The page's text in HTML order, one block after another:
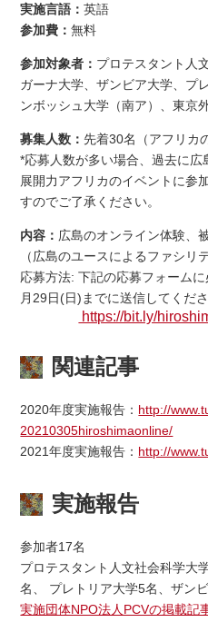
実施言語：英語
参加費：無料
参加対象者： プロテスタント人
ガーナ大学、ザンビア大学、プ
ンボッシュ大学（南ア）、東京
募集人数：先着30名（アフリカ
*応募人数が多い場合、過去に
展開力アフリカのイベントに参
すのでご了承ください。
内容： 広島のオンライン体験、
（広島のユースによるファシリ
応募方法: 下記の応募フォーム
月29日(日)までに送信してくださ
https://bit.ly/
関連記事
2020年度実施報告： http://
20210305hiroshimaonline/
2021年度実施報告： http://
実施報告
参加者17名
プロテスタント人文社会科学大
名、 プレトリア大学5名、ザン
実施団体NPO法人PCVの掲載記